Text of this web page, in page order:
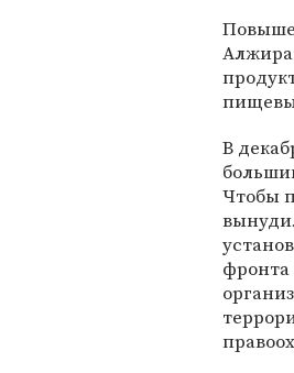
В
Чтобы
фронта